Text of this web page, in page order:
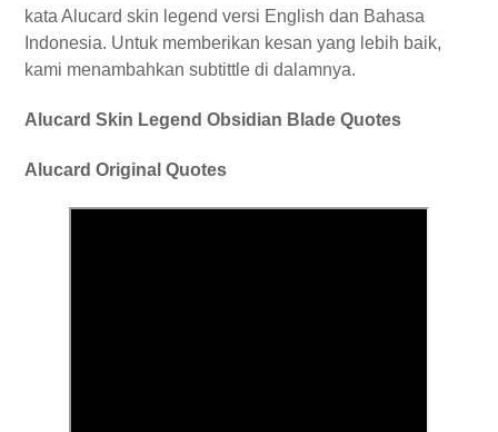
kata Alucard skin legend versi English dan Bahasa
Indonesia. Untuk memberikan kesan yang lebih baik,
kami menambahkan subtittle di dalamnya.
Alucard Skin Legend Obsidian Blade Quotes
Alucard Original Quotes